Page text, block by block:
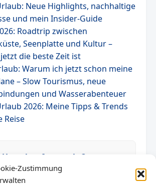
Zustimmung
Neue Highlights, nachhaltige
und mein Insider-Guide
Roadtrip zwischen
Seenplatte und Kultur –
die beste Zeit ist
Warum ich jetzt schon meine
– Slow Tourismus, neue
und Wasserabenteuer
2026: Meine Tipps & Trends
Reise
Unterkunft gesucht?
Sie die besten Ferienhäuser.